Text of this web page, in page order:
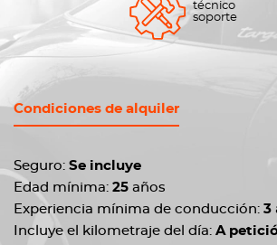
técnico
soporte
Condiciones de alquiler
Seguro: Se incluye
Edad mínima: 25 años
Experiencia mínima de conducción: 3
Incluye el kilometraje del día: A